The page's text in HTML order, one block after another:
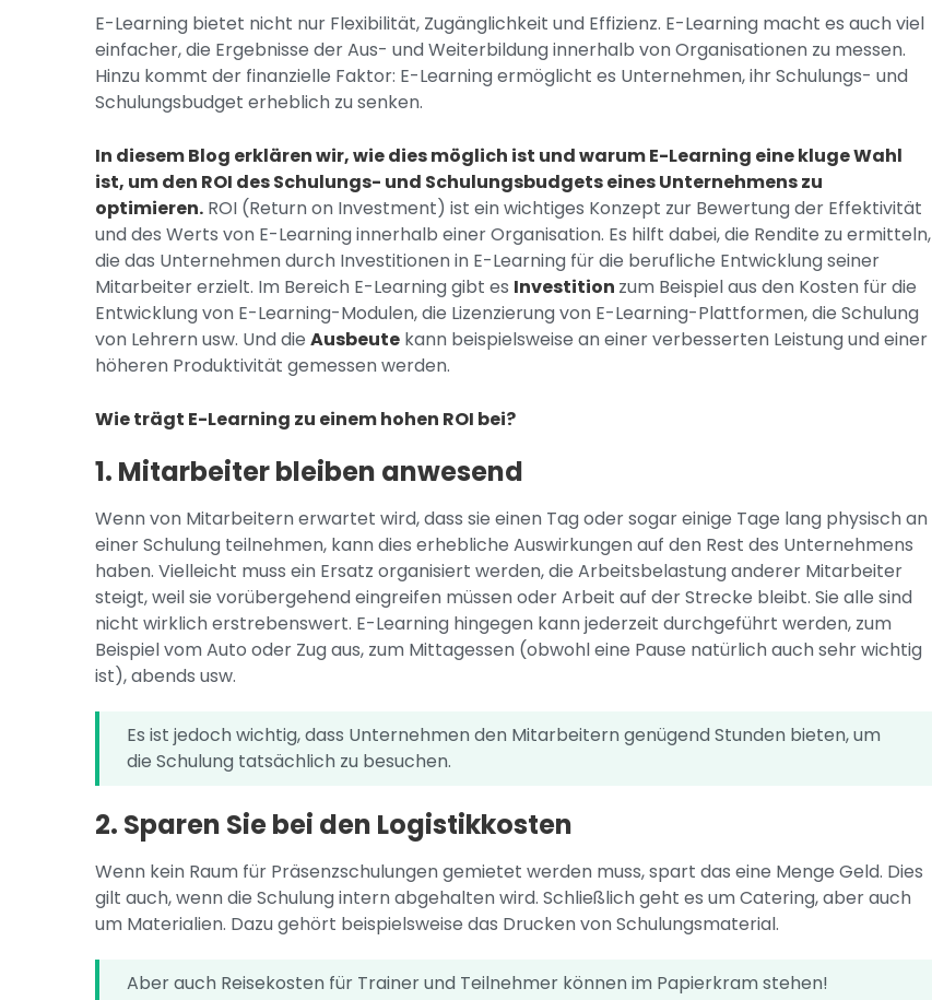
E-Learning bietet nicht nur Flexibilität, Zugänglichkeit und Effizienz. E-Learning macht es auch viel
einfacher, die Ergebnisse der Aus- und Weiterbildung innerhalb von Organisationen zu messen.
Hinzu kommt der finanzielle Faktor: E-Learning ermöglicht es Unternehmen, ihr Schulungs- und
Schulungsbudget erheblich zu senken.
In diesem Blog erklären wir, wie dies möglich ist und warum E-Learning eine kluge Wahl
ist, um den ROI des Schulungs- und Schulungsbudgets eines Unternehmens zu
optimieren. ROI (Return on Investment) ist ein wichtiges Konzept zur Bewertung der Effektivität
und des Werts von E-Learning innerhalb einer Organisation. Es hilft dabei, die Rendite zu ermitteln,
die das Unternehmen durch Investitionen in E-Learning für die berufliche Entwicklung seiner
Mitarbeiter erzielt. Im Bereich E-Learning gibt es Investition zum Beispiel aus den Kosten für die
Entwicklung von E-Learning-Modulen, die Lizenzierung von E-Learning-Plattformen, die Schulung
von Lehrern usw. Und dieAusbeute kann beispielsweise an einer verbesserten Leistung und einer
höheren Produktivität gemessen werden.
Wie trägt E-Learning zu einem hohen ROI bei?
1. Mitarbeiter bleiben anwesend
Wenn von Mitarbeitern erwartet wird, dass sie einen Tag oder sogar einige Tage lang physisch an
einer Schulung teilnehmen, kann dies erhebliche Auswirkungen auf den Rest des Unternehmens
haben. Vielleicht muss ein Ersatz organisiert werden, die Arbeitsbelastung anderer Mitarbeiter
steigt, weil sie vorübergehend eingreifen müssen oder Arbeit auf der Strecke bleibt. Sie alle sind
nicht wirklich erstrebenswert. E-Learning hingegen kann jederzeit durchgeführt werden, zum
Beispiel vom Auto oder Zug aus, zum Mittagessen (obwohl eine Pause natürlich auch sehr wichtig
ist), abends usw.
Es ist jedoch wichtig, dass Unternehmen den Mitarbeitern genügend Stunden bieten, um
die Schulung tatsächlich zu besuchen.
2. Sparen Sie bei den Logistikkosten
Wenn kein Raum für Präsenzschulungen gemietet werden muss, spart das eine Menge Geld. Dies
gilt auch, wenn die Schulung intern abgehalten wird. Schließlich geht es um Catering, aber auch
um Materialien. Dazu gehört beispielsweise das Drucken von Schulungsmaterial.
Aber auch Reisekosten für Trainer und Teilnehmer können im Papierkram stehen!